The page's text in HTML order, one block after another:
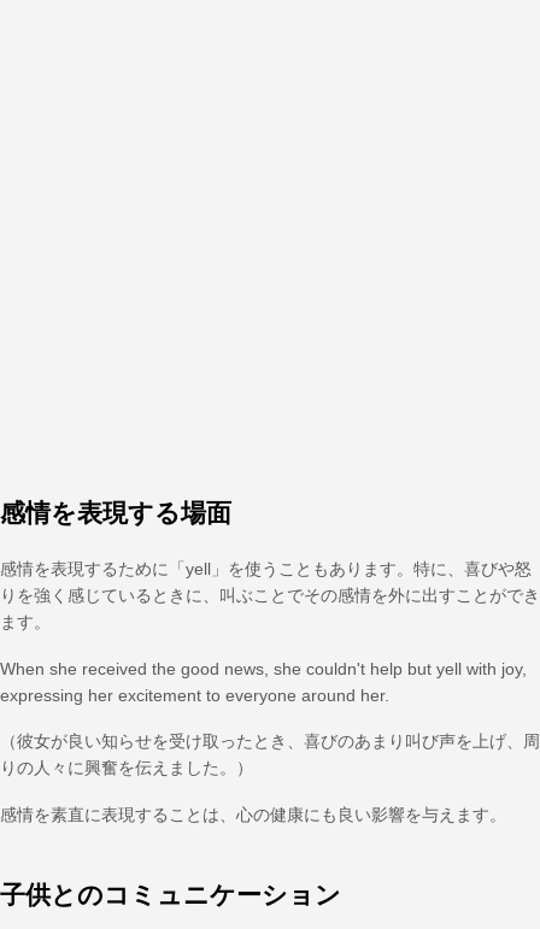
感情を表現する場面
感情を表現するために「yell」を使うこともあります。特に、喜びや怒
りを強く感じているときに、叫ぶことでその感情を外に出すことができ
ます。
When she received the good news, she couldn't help but yell with joy,
expressing her excitement to everyone around her.
（彼女が良い知らせを受け取ったとき、喜びのあまり叫び声を上げ、周
りの人々に興奮を伝えました。）
感情を素直に表現することは、心の健康にも良い影響を与えます。
子供とのコミュニケーション